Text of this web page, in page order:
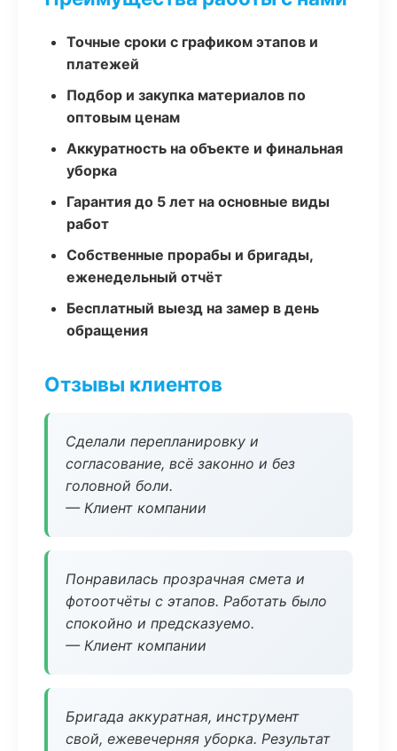
Точные сроки с графиком этапов и
платежей
Подбор и закупка материалов по
оптовым ценам
Аккуратность на объекте и финальная
уборка
Гарантия до 5 лет на основные виды
работ
Собственные прорабы и бригады,
еженедельный отчёт
Бесплатный выезд на замер в день
обращения
Отзывы клиентов
Сделали перепланировку и
согласование, всё законно и без
головной боли.
— Клиент компании
Понравилась прозрачная смета и
фотоотчёты с этапов. Работать было
спокойно и предсказуемо.
— Клиент компании
Бригада аккуратная, инструмент
свой, ежевечерняя уборка. Результат